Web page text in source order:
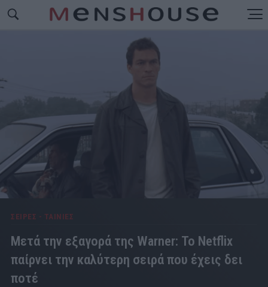
ΣΕΙΡΕΣ - ΤΑΙΝΙΕΣ
Μετά την εξαγορά της Warner: Το Netflix
παίρνει την καλύτερη σειρά που έχεις δει
ποτέ